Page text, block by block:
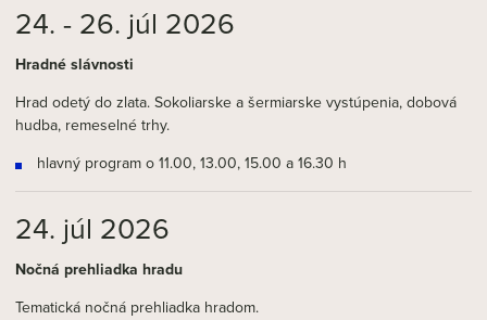
24. - 26. júl 2026
Hradné slávnosti
Hrad odetý do zlata. Sokoliarske a šermiarske vystúpenia, dobová
hudba, remeselné trhy.
hlavný program o 11.00, 13.00, 15.00 a 16.30 h
24. júl 2026
Nočná prehliadka hradu
Tematická nočná prehliadka hradom.